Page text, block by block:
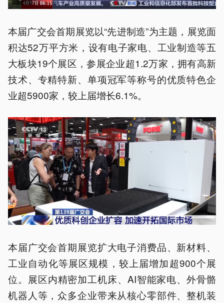
本届广交会首期展览以“先进制造”为主题，展览面
积达52万平方米，设有电子家电、工业制造等五
大板块19个展区，参展企业超1.2万家，拥有高新
技术、专精特新、单项冠军等称号的优质特色企
业超5900家，较上届增长6.1%。
本届广交会首期展览扩大电子消费品、新材料、
工业自动化等展区规模，较上届增加超900个展
位。展区内精密加工机床、AI智能家电、外骨骼
机器人等，众多企业带来从核心零部件、整机装